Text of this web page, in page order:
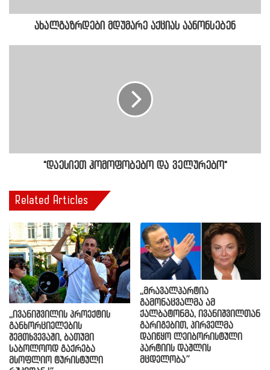
ახალგაზრდები მდუმარე აქციას აანონსებენ
"დაესიეთ ჰომოფობებო და ველურებო"
Related Articles
,,ივანიშვილის პროექტის
განხორციელების
შემთხვევაში, ბათუმი
საბოლოოდ გაქრება
მსოფლიო ტურისტული
,,მრავალპარტია
გამონაცვალმა ამ
ქალბატონმა, ივანიშვილთან
გარიგებით, პირველმა
დაიწყო ლეიბორისტული
პარტიის დაშლის
მცდელობა”